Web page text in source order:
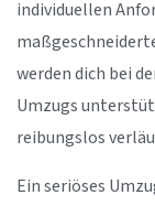
individuellen
werden dich bei
Umzugs
reibungslos
Ein seriöses